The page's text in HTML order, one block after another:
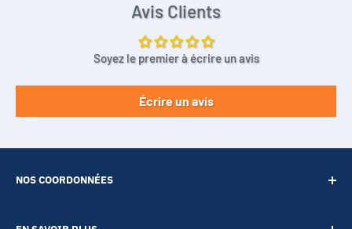
Avis Clients
Soyez le premier à écrire un avis
Écrire un avis
NOS COORDONNÉES